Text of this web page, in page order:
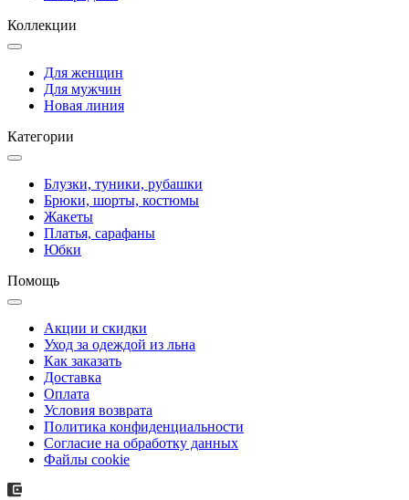
Коллекции
Для женщин
Для мужчин
Новая линия
Категории
Блузки, туники, рубашки
Брюки, шорты, костюмы
Жакеты
Платья, сарафаны
Юбки
Помощь
Акции и скидки
Уход за одеждой из льна
Как заказать
Доставка
Оплата
Условия возврата
Политика конфиденциальности
Согласие на обработку данных
Файлы cookie